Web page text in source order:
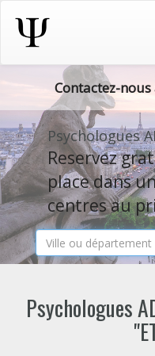
Contactez-nous
Psychologues
Reservez
place dans
centres au
Psychologues